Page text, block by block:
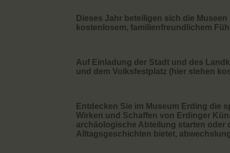
Dieses Jahr beteiligen sich die
kostenlosem, familienfreundlichem
Auf Einladung der Stadt und des
und dem Volksfestplatz (hier stehen
Entdecken Sie im Museum Erding die
Wirken und Schaffen von Erdinger
archäologische Abteilung starten oder
Alltagsgeschichten bietet,